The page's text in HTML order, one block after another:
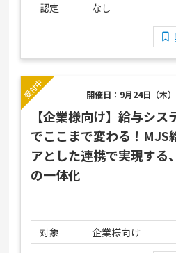
認定
なし
開催日：9月24日（木
【企業様向け】給与シ
でここまで変わる！MJS
アとした連携で実現する
の一体化
対象 企業様向け